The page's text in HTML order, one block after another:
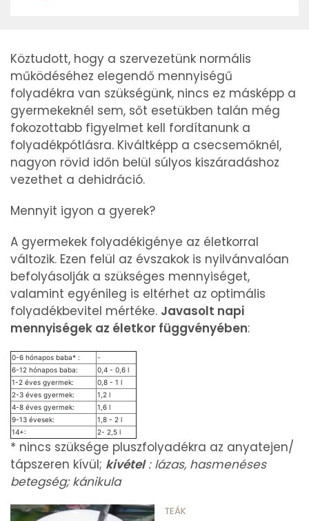
Köztudott, hogy a szervezetünk normális
működéséhez elegendő mennyiségű
folyadékra van szükségünk, nincs ez másképp a
gyermekeknél sem, sőt esetükben talán még
fokozottabb figyelmet kell fordítanunk a
folyadékpótlásra. Kiváltképp a csecsemőknél,
nagyon rövid időn belül súlyos kiszáradáshoz
vezethet a dehidráció.
Mennyit igyon a gyerek?
A gyermekek folyadékigénye az életkorral
változik. Ezen felül az évszakok is nyilvánvalóan
befolyásolják a szükséges mennyiséget,
valamint egyénileg is eltérhet az optimális
folyadékbevitel mértéke. Javasolt napi
mennyiségek az életkor függvényében:
0-6 hónapos baba* :
-
6-12 hónapos baba:
0,4 - 0,6 l
1-2 éves gyermek:
0,8 - 1 l
2-3 éves gyermek:
1,2 l
4-8 éves gyermek:
1,6 l
9-13 évesek:
1,8 - 2 l
14+:
2- 2,5 l
* nincs szüksége pluszfolyadékra az anyatejen/
tápszeren kívül; kivétel: lázas, hasmenéses
betegség; kánikula
TEÁK